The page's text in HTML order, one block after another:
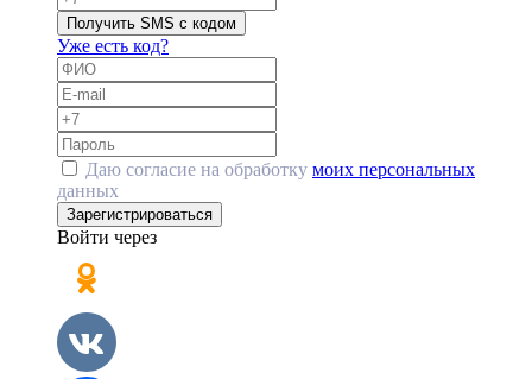
Получить SMS с кодом
Уже есть код?
Даю согласие на обработку моих персональных
данных
Зарегистрироваться
Войти через